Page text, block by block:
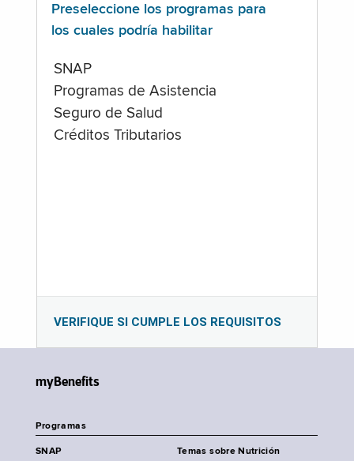
Preseleccione los programas para
los cuales podría habilitar
SNAP
Programas de Asistencia
Seguro de Salud
Créditos Tributarios
VERIFIQUE SI CUMPLE LOS REQUISITOS
myBenefits
Programas
SNAP Temas sobre Nutrición